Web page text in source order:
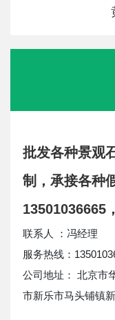
批发各种景观
制，承接各种
13501036665
联系人 ：冯经理
服务热线：
公司地址： 北京市
市新乐市马头铺镇